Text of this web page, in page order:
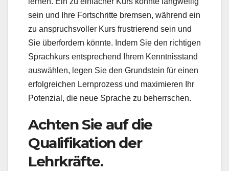
sein und Ihre Fortschritte bremsen, während ein
zu anspruchsvoller Kurs frustrierend sein und
Sie überfordern könnte. Indem Sie den richtigen
Sprachkurs entsprechend Ihrem Kenntnisstand
auswählen, legen Sie den Grundstein für einen
erfolgreichen Lernprozess und maximieren Ihr
Potenzial, die neue Sprache zu beherrschen.
Achten Sie auf die
Qualifikation der
Lehrkräfte.